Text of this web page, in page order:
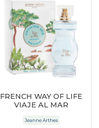
FRENCH WAY OF LIFE
VIAJE AL MAR
Jeanne Arthes